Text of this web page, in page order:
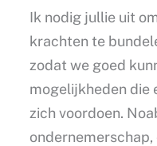
Ik nodig jullie uit
krachten te
zodat we goed
mogelijkheden die
zich voordoen.